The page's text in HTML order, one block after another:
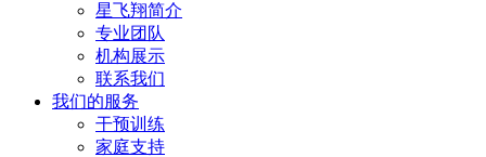
​星飞翔简介
专业团队
机构展示
联系我们
我们的服务
干预训练
家庭支持